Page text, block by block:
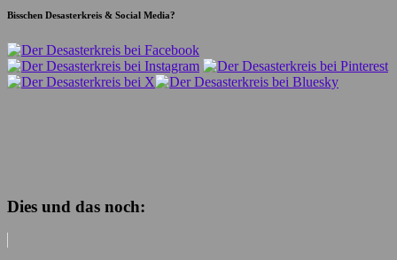
Bisschen Desasterkreis & Social Media?
Dies und das noch: